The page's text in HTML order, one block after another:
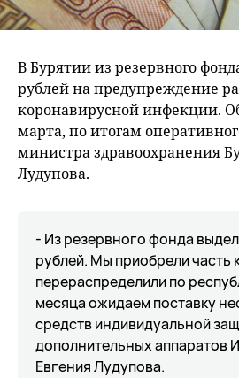
В Бурятии из резервного
рублей на предупреждение
коронавирусной инфекции.
марта, по итогам
министра здравоохранения
Лудупова.
- Из резервного фонда
рублей. Мы приобрели часть
перераспределили по
месяца ожидаем поставку
средств индивидуальной
дополнительных аппаратов
Евгения Лудупова.